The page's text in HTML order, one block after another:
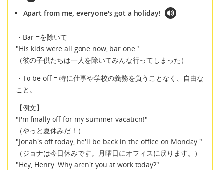
Apart from me, everyone's got a holiday!
・Bar =を除いて
"His kids were all gone now, bar one."
（彼の子供たちは一人を除いてみんな行ってしまった）
・To be off = 特に仕事や学校の義務を負うことなく、自由な
こと。
【例文】
"I'm finally off for my summer vacation!"
（やっと夏休みだ！）
"Jonah's off today, he'll be back in the office on Monday."
（ジョナは今日休みです。月曜日にオフィスに戻ります。）
"Hey, Henry! Why aren't you at work today?"